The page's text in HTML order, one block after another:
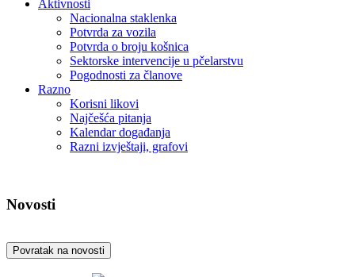
Aktivnosti
Nacionalna staklenka
Potvrda za vozila
Potvrda o broju košnica
Sektorske intervencije u pčelarstvu
Pogodnosti za članove
Razno
Korisni likovi
Najčešća pitanja
Kalendar događanja
Razni izvještaji, grafovi
Novosti
Povratak na novosti